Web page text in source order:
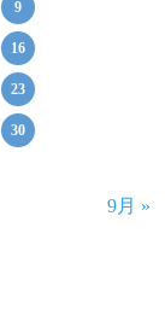
9
16
23
30
9月 »